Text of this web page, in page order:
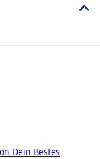
Dein Bestes